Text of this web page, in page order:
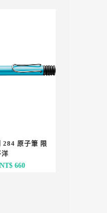
284 原子筆 限
原
NT$660目